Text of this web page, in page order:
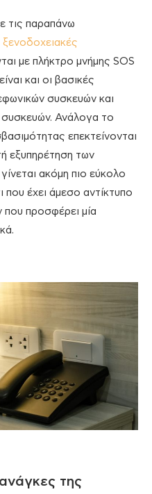
τις παραπάνω
ξενοδοχειακές
με πλήκτρο μνήμης SOS
και οι βασικές
συσκευών και
Ανάλογα το
επεκτείνονται
εξυπηρέτηση των
ακόμη πιο εύκολο
έχει άμεσο αντίκτυπο
που προσφέρει μία
της